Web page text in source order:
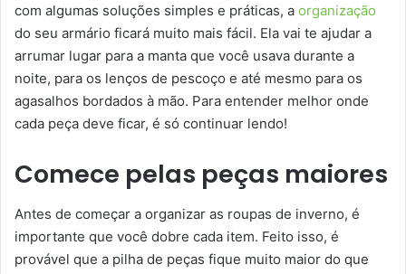
com algumas soluções simples e práticas, a organização
do seu armário ficará muito mais fácil. Ela vai te ajudar a
arrumar lugar para a manta que você usava durante a
noite, para os lenços de pescoço e até mesmo para os
agasalhos bordados à mão. Para entender melhor onde
cada peça deve ficar, é só continuar lendo!
Comece pelas peças maiores
Antes de começar a organizar as roupas de inverno, é
importante que você dobre cada item. Feito isso, é
provável que a pilha de peças fique muito maior do que